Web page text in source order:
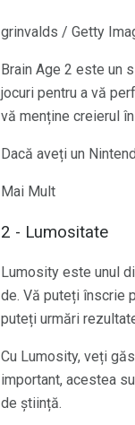
grinvalds / Getty
Brain Age 2 este un
jocuri pentru a vă
vă menține creierul
Dacă aveți un
Mai Mult
2 - Lumositate
Lumosity este unul
de. Vă puteți înscrie
puteți urmări
Cu Lumosity, veți
important, acestea
de știință.